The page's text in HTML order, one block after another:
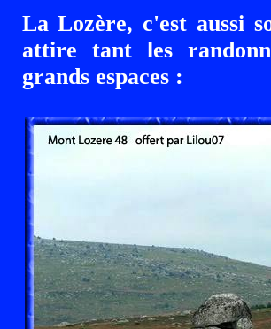
La Lozère, c'est aussi
attire tant les
grands espaces :